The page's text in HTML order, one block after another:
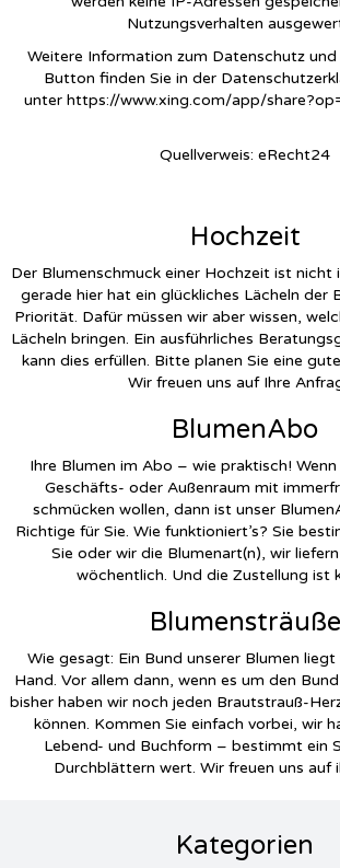
Nutzungsverhalten
Weitere Information zum Datenschutz und
Button finden Sie in der
unter https://www.xing.com/app/
Quellverweis: eRecht24
Hochzeit
Der Blumenschmuck einer Hochzeit ist
gerade hier hat ein glückliches Lächeln der
Priorität. Dafür müssen wir aber wissen,
Lächeln bringen. Ein ausführliches
kann dies erfüllen. Bitte planen Sie eine
Wir freuen uns auf Ihre
BlumenAbo
Ihre Blumen im Abo – wie praktisch! Wenn
Geschäfts- oder Außenraum mit
schmücken wollen, dann ist unser
Richtige für Sie. Wie funktioniert’s? Sie
Sie oder wir die Blumenart(n), wir
wöchentlich. Und die Zustellung ist
Blumensträuße
Wie gesagt: Ein Bund unserer Blumen
Hand. Vor allem dann, wenn es um den
bisher haben wir noch jeden Brautstrauß-
können. Kommen Sie einfach vorbei, wir
Lebend- und Buchform – bestimmt ein
Durchblättern wert. Wir freuen uns auf
Kategorien